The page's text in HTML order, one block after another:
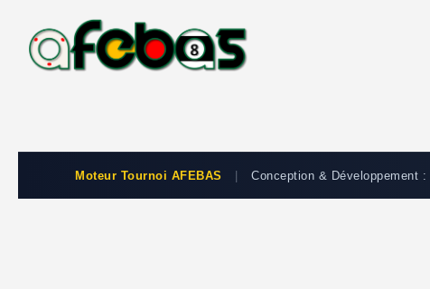
Moteur Tournoi AFEBAS Conception & Développement :